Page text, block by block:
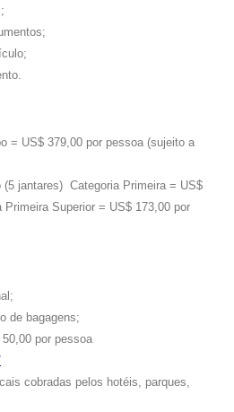
= US$ 379,00 por pessoa (sujeito a
(5 jantares) Categoria Primeira = US$
Superior = US$ 173,00 por
de bagagens;
por pessoa
cobradas pelos hotéis, parques,